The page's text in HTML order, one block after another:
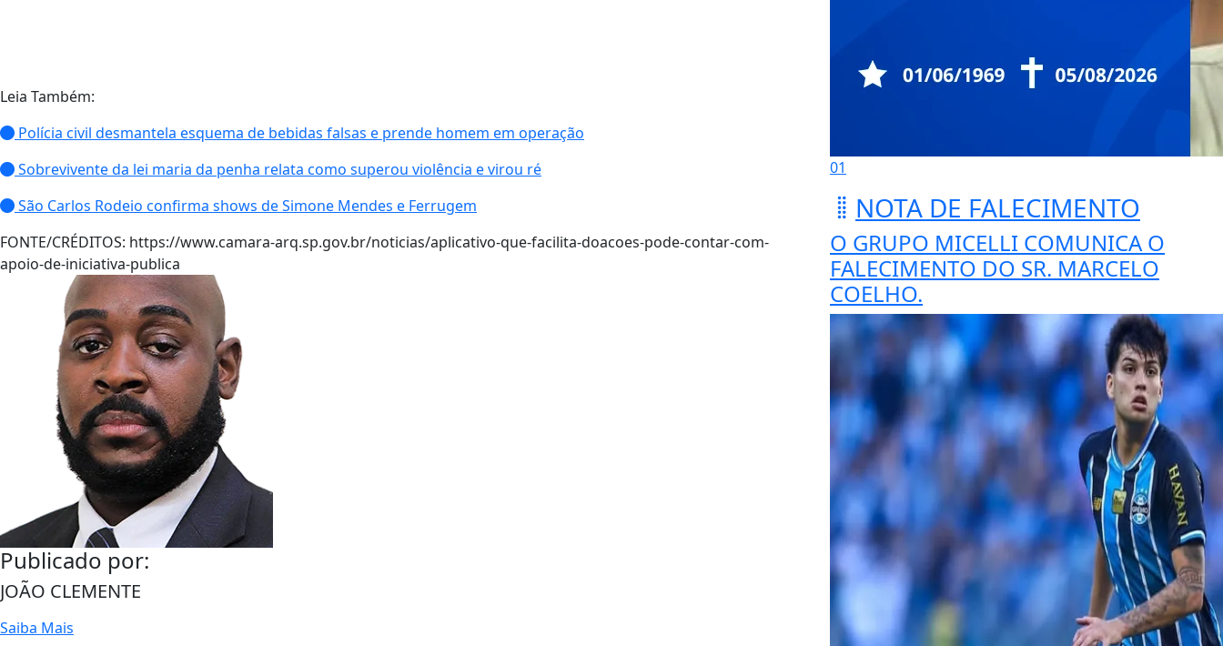
Leia Também:
Polícia civil desmantela esquema de bebidas falsas e prende homem em operação
Sobrevivente da lei maria da penha relata como superou violência e virou ré
São Carlos Rodeio confirma shows de Simone Mendes e Ferrugem
FONTE/CRÉDITOS: https://www.camara-arq.sp.gov.br/noticias/aplicativo-que-facilita-doacoes-pode-contar-com-
apoio-de-iniciativa-publica
Publicado por:
JOÃO CLEMENTE
Saiba Mais
01
NOTA DE FALECIMENTO
O GRUPO MICELLI COMUNICA O
FALECIMENTO DO SR. MARCELO
COELHO.